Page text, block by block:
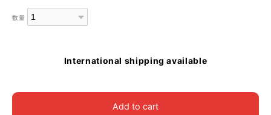
数量
International shipping available
Add to cart